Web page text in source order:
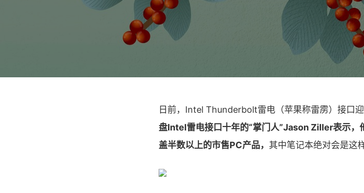
日前，Intel Thunderbolt雷电（苹果称雷雳）接口迎
盘Intel雷电接口十年的“掌门人”Jason Ziller表示
盖半数以上的市售PC产品， 其中笔记本绝对会是这样